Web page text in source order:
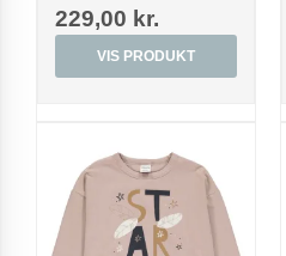
229,00 kr.
VIS PRODUKT